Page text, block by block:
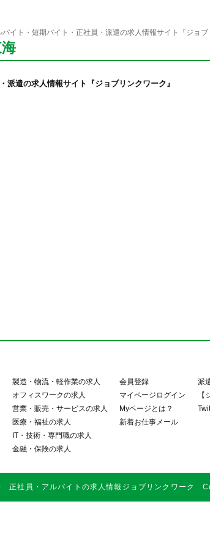
バイト・短期バイト・正社員・派遣の求人情報サイト『ジョブ
派遣の求人情報サイト『ジョブリンクワーク』
製造・物流・軽作業の求人
オフィスワークの求人
営業・販売・サービスの求人
医療・福祉の求人
IT・技術・専門職の求人
金融・保険の求人
会員登録
マイページログイン
Myページとは？
新着お仕事メール
派
【
正社員・アルバイトの求人情報ジョブリンクワーク